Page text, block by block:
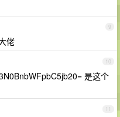
9
佬
10
是这个
11